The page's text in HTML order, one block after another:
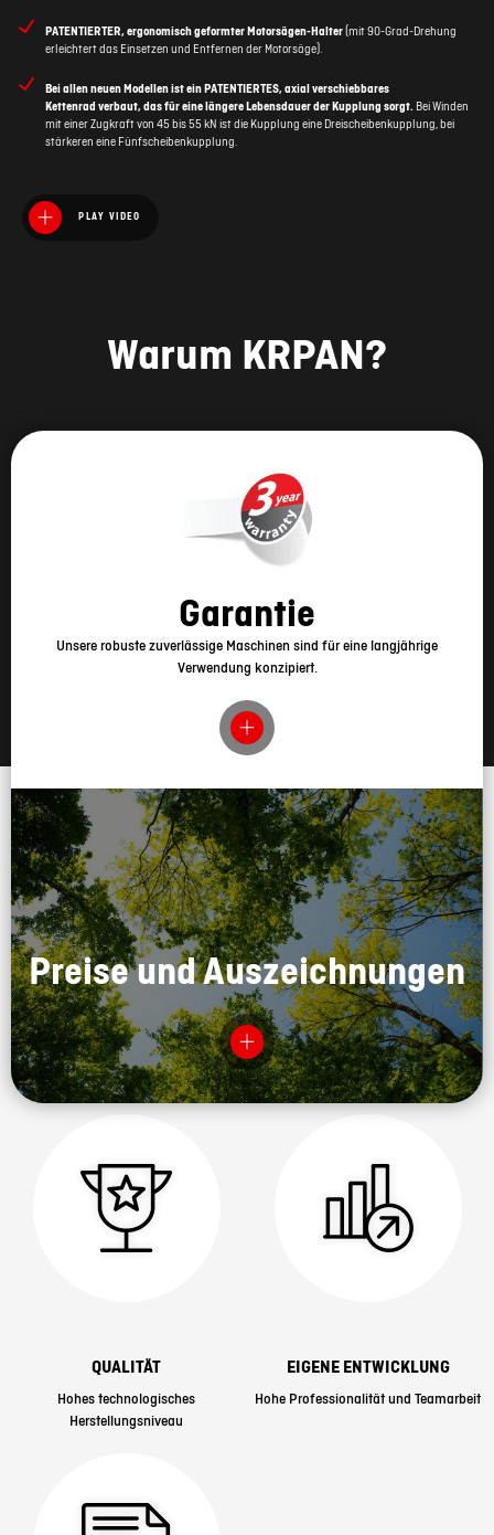
PATENTIERTER,ergonomisch geformterMotorsägen-Halter(mit 90-Grad-Drehung
erleichtert das Einsetzen und Entfernen der Motorsäge).
Bei allen neuen Modellen ist einPATENTIERTES, axial verschiebbares
Kettenrad verbaut, das für eine längere Lebensdauer der Kupplung sorgt. Bei Winden
mit einer Zugkraft von 45 bis 55 kN ist die Kupplung eine Dreischeibenkupplung, bei
stärkeren eine Fünfscheibenkupplung.
PLAY VIDEO
Warum KRPAN?
Garantie
Unsere robuste zuverlässige Maschinen sind für eine langjährige
Verwendung konzipiert.
Preise und Auszeichnungen
QUALITÄT
Hohes technologisches
Herstellungsniveau
EIGENE ENTWICKLUNG
Hohe Professionalität und Teamarbeit